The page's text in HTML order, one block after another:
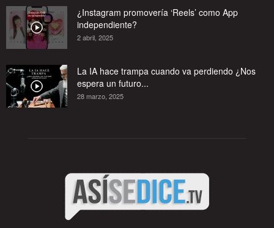
¿Instagram promovería ‘Reels’ como App
independiente?
2 abril, 2025
La IA hace trampa cuando va perdiendo ¿Nos
espera un futuro...
28 marzo, 2025